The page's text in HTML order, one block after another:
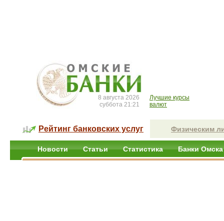
8 августа 2026
суббота 21:21
Лучшие курсы
валют
Рейтинг банковских услуг Физическим
Новости Статьи Статистика Банки Омска